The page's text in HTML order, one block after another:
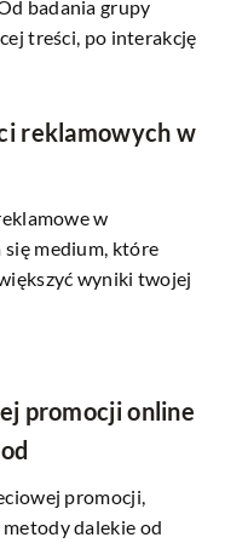
badania grupy
treści, po interakcję
reklamowych w
w
medium, które
wyniki twojej
promocji online
promocji,
dalekie od
jak kreować wartościowe i
treści, które angażują
i budują relacje w